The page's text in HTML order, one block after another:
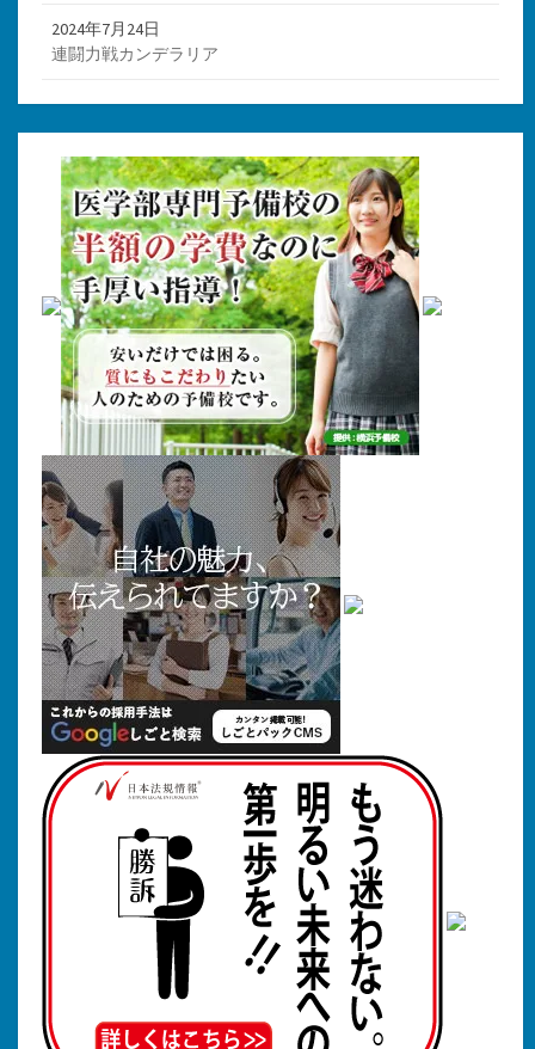
2024年7月24日
連闘力戦カンデラリア